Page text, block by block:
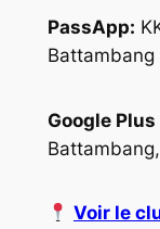
PassApp:
Battambang
Google Plus
Voir le